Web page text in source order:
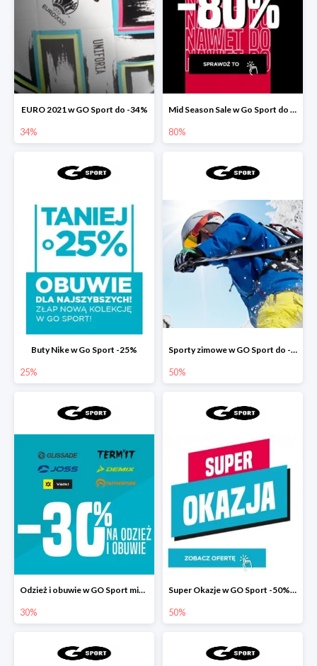
EURO 2021 w GO Sport do -34%
34%
Mid Season Sale w Go Sport do -80%
80%
Buty Nike w Go Sport -25%
25%
Sporty zimowe w GO Sport do -50%
50%
Odzież i obuwie w GO Sport minimum -30%
30%
Super Okazje w GO Sport -50% na drugi produkt
50%